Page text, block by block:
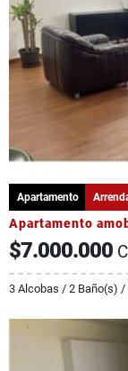
Apartamento
Apartamento
$7.000.000
3 Alcobas / 2 Baño(s) /